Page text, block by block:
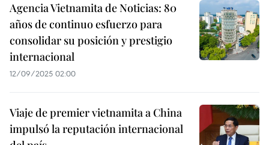
Agencia Vietnamita de Noticias: 80
años de continuo esfuerzo para
consolidar su posición y prestigio
internacional
12/09/2025 02:00
Viaje de premier vietnamita a China
impulsó la reputación internacional